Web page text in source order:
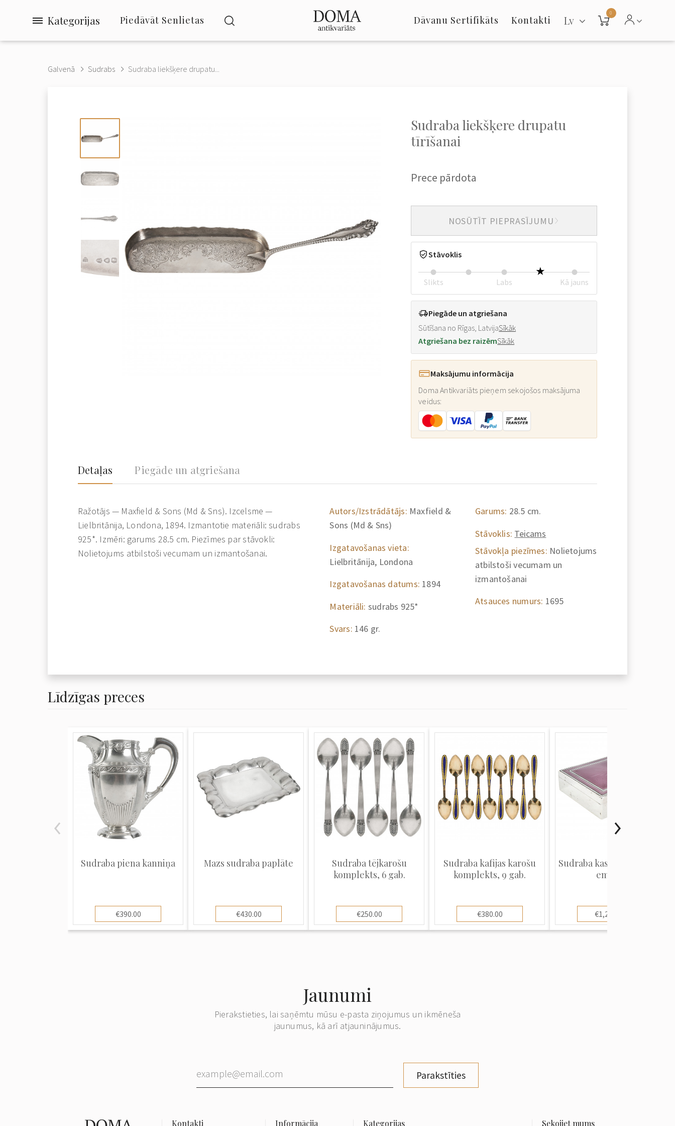
Kategorijas Piedāvāt Senlietas Dāvanu Sertifikāts Kontakti Lv
0
Galvenā Sudrabs Sudraba liekšķere drupatu...
Sudraba liekšķere drupatu
tīrīšanai
Prece pārdota
NOSŪTĪT PIEPRASĪJUMU
Stāvoklis
Slikts Labs Kā jauns
Piegāde un atgriešana
Sūtīšana no Rīgas, LatvijaSīkāk
Atgriešana bez raizēmSīkāk
Maksājumu informācija
Doma Antikvariāts pieņem sekojošos maksājuma
veidus:
Detaļas Piegāde un atgriešana
Ražotājs — Maxfield & Sons (Md & Sns). Izcelsme —
Lielbritānija, Londona, 1894. Izmantotie materiāli: sudrabs
925*. Izmēri: garums 28.5 cm. Piezīmes par stāvokli:
Nolietojums atbilstoši vecumam un izmantošanai.
Autors/Izstrādātājs: Maxfield &
Sons (Md & Sns)
Izgatavošanas vieta:
Lielbritānija, Londona
Izgatavošanas datums: 1894
Materiāli: sudrabs 925*
Svars: 146 gr.
Garums: 28.5 cm.
Stāvoklis: Teicams
Stāvokļa piezīmes: Nolietojums
atbilstoši vecumam un
izmantošanai
Atsauces numurs: 1695
Līdzīgas preces
Sudraba piena kanniņa
€390.00
Mazs sudraba paplāte
€430.00
Sudraba tējkarošu
komplekts, 6 gab.
€250.00
Sudraba kafijas karošu
komplekts, 9 gab.
€380.00
Sudraba kaste ar gijošētu
emalju
€1,200.00
Jaunumi
Pierakstieties, lai saņēmtu mūsu e-pasta ziņojumus un ikmēneša
jaunumus, kā arī atjauninājumus.
Parakstīties